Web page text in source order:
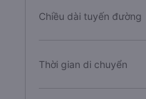
Chiều dài tuyến đường
Thời gian di chuyển